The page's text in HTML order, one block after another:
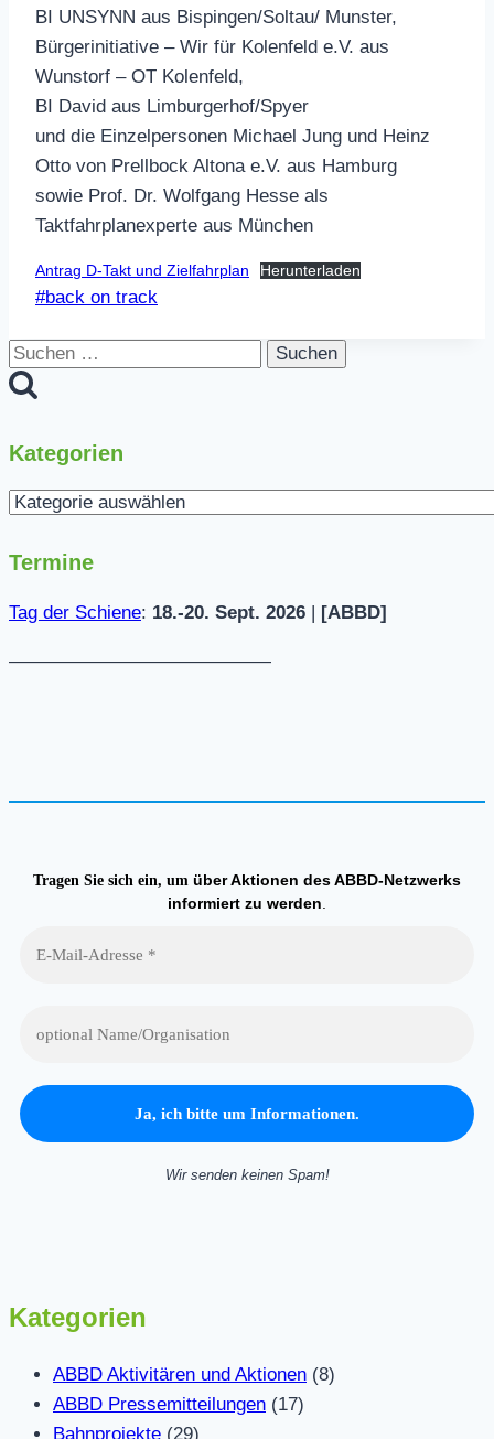
BI UNSYNN aus Bispingen/Soltau/ Munster,
Bürgerinitiative – Wir für Kolenfeld e.V. aus
Wunstorf – OT Kolenfeld,
BI David aus Limburgerhof/Spyer
und die Einzelpersonen Michael Jung und Heinz
Otto von Prellbock Altona e.V. aus Hamburg
sowie Prof. Dr. Wolfgang Hesse als
Taktfahrplanexperte aus München
Antrag D-Takt und Zielfahrplan Herunterladen
Schlagworte:
#back on track
Suchen
nach:
Kategorien
Kategorien
Termine
Tag der Schiene: 18.-20. Sept. 2026 | [ABBD]
——————————————
Tragen Sie sich ein, um über Aktionen des ABBD-Netzwerks
informiert zu werden
Wir senden keinen Spam!
Kategorien
ABBD Aktivitären und Aktionen (8)
ABBD Pressemitteilungen (17)
Bahnprojekte (29)